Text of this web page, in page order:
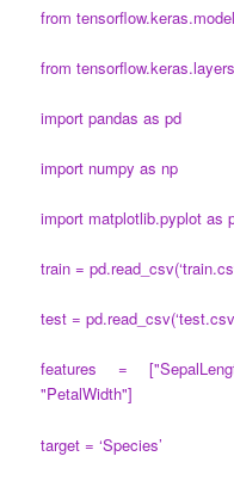
from
from
import pandas as pd
import numpy as np
import matplotlib.pyplot as
train =
test =
features =
"PetalWidth"]
target = ‘Species’